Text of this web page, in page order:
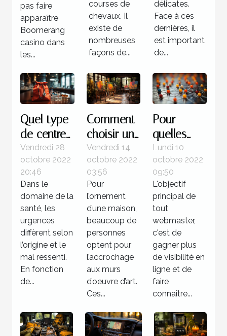
pas faire
apparaître
Boomerang
casino dans
les...
courses de
chevaux. Il
existe de
nombreuses
façons de...
délicates.
Face à ces
dernières, il
est important
de...
Quel type
de centre
pour une
urgence
médicale ?
Vendredi 28
octobre 2022
20:46
Dans le
domaine de la
santé, les
urgences
diffèrent selon
l’origine et le
mal ressenti.
En fonction
de...
Comment
choisir un
tableau
d’art ?
Vendredi 14
octobre 2022
03:56
Pour
l’ornement
d’une maison,
beaucoup de
personnes
optent pour
l’accrochage
aux murs
d’oeuvre d’art.
Ces...
Pour
quelles
raisons
utiliser la
méthode
de
netlinking
?
Lundi 10
octobre 2022
09:50
L'objectif
principal de
tout
webmaster,
c'est de
gagner plus
de visibilité en
ligne et de
faire
connaître...